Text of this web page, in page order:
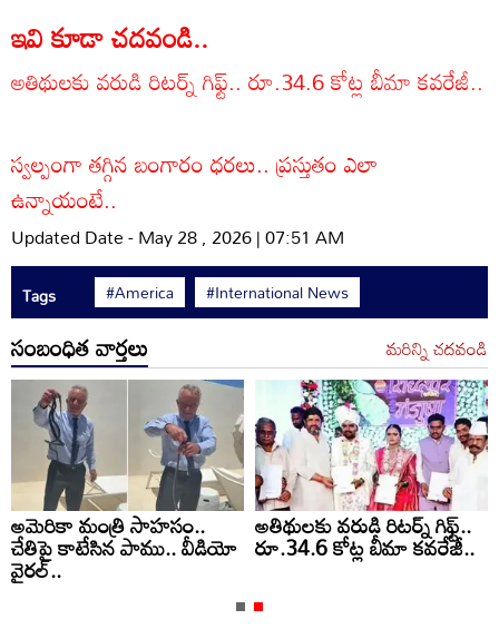
ఇవి కూడా చదవండి..
అతిథులకు వరుడి రిటర్న్ గిఫ్ట్.. రూ.34.6 కోట్ల బీమా కవరేజీ..
స్వల్పంగా తగ్గిన బంగారం ధరలు.. ప్రస్తుతం ఎలా
ఉన్నాయంటే..
Updated Date - May 28 , 2026 | 07:51 AM
Tags #America #International News
సంబంధిత వార్తలు మరిన్ని చదవండి
అమెరికా మంత్రి సాహసం..
చేతిపై కాటేసిన పాము.. వీడియో
వైరల్..
అతిథులకు వరుడి రిటర్న్ గిఫ్ట్..
రూ.34.6 కోట్ల బీమా కవరేజీ..